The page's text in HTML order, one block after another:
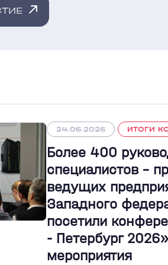
24.06.2026 ИТОГИ
Более 400
специалистов –
ведущих
Западного
посетили
- Петербург
мероприятия